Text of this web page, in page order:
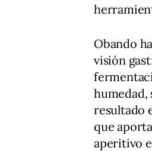
Obando
visión
humedad,
resultado
que
aperitivo